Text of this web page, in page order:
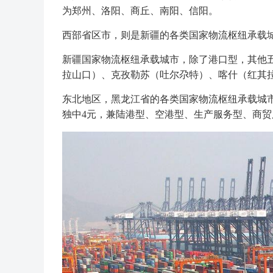
为郑州、洛阳、商丘、南阳、信阳。
西部省区市，则是新疆的各类国家物流枢纽承载
新疆国家物流枢纽承载城市，除了港口型，其
拉山口）、克孜勒苏（吐尔尕特）、喀什（红其
东北地区，黑龙江省的各类国家物流枢纽承载
独中4元，兼陆港型、空港型、生产服务型、商